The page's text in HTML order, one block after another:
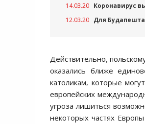
14.03.20 Коронавирус
12.03.20 Для
Действительно,
оказались ближе
католикам, которые
европейских
угроза лишиться
некоторых частях